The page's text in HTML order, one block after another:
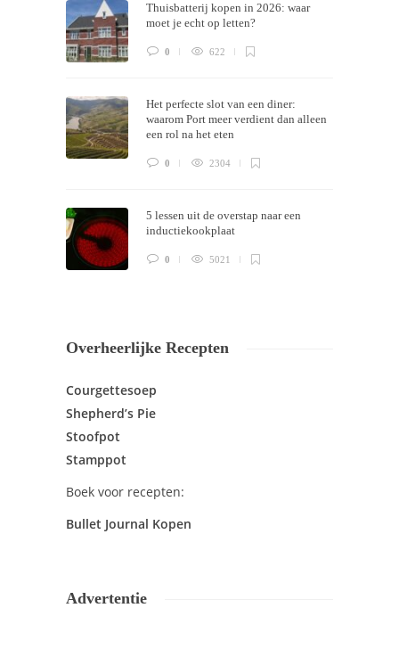
now!
Thuisbatterij kopen in 2026: waar
moet je echt op letten?
0 622
Het perfecte slot van een diner:
waarom Port meer verdient dan alleen
een rol na het eten
0 2304
5 lessen uit de overstap naar een
inductiekookplaat
0 5021
Overheerlijke Recepten
Courgettesoep
Shepherd’s Pie
Stoofpot
Stamppot
Boek voor recepten:
Bullet Journal Kopen
Advertentie